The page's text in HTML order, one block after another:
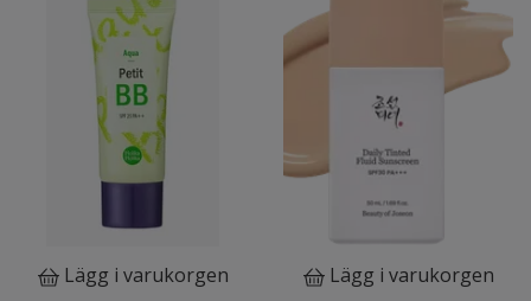
Lägg i varukorgen
Lägg i varukorgen